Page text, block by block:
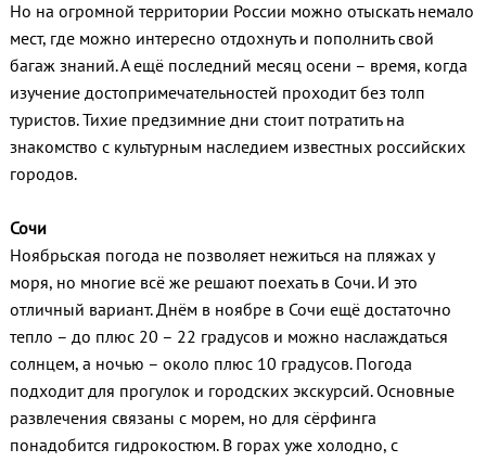
Но на огромной территории России можно отыскать немало
мест, где можно интересно отдохнуть и пополнить свой
багаж знаний. А ещё последний месяц осени – время, когда
изучение достопримечательностей проходит без толп
туристов. Тихие предзимние дни стоит потратить на
знакомство с культурным наследием известных российских
городов.
Сочи
Ноябрьская погода не позволяет нежиться на пляжах у
моря, но многие всё же решают поехать в Сочи. И это
отличный вариант. Днём в ноябре в Сочи ещё достаточно
тепло – до плюс 20 – 22 градусов и можно наслаждаться
солнцем, а ночью – около плюс 10 градусов. Погода
подходит для прогулок и городских экскурсий. Основные
развлечения связаны с морем, но для сёрфинга
понадобится гидрокостюм. В горах уже холодно, с